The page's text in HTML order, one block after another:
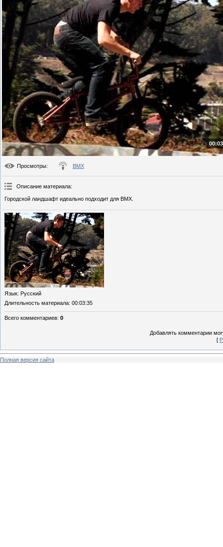
Просмотры: BMX
Описание материала:
Городской ландшафт идеально подходит для BMX.
Язык: Русский
Длительность материала: 00:03:35
Всего комментариев: 0
Добавлять комментарии
[
Полная версия сайта